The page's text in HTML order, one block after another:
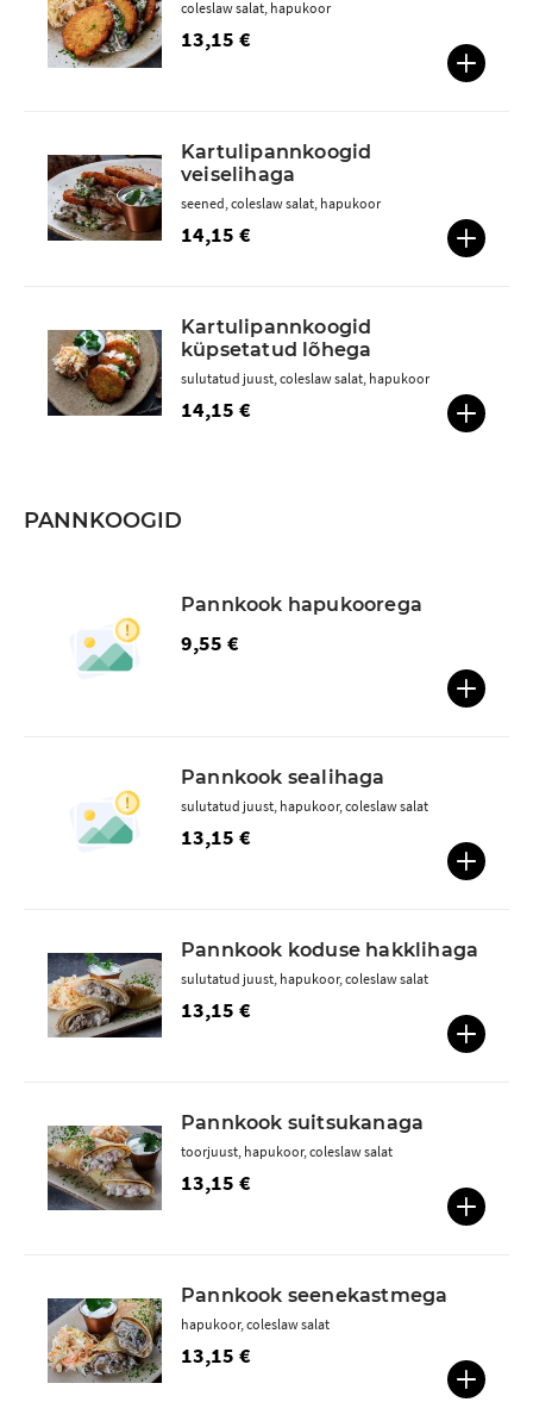
13,15 €
coleslaw salat, hapukoor
Kartulipannkoogid
veiselihaga
14,15 €
seened, coleslaw salat, hapukoor
Kartulipannkoogid
küpsetatud lõhega
14,15 €
sulutatud juust, coleslaw salat, hapukoor
PANNKOOGID
Pannkook hapukoorega
9,55 €
Pannkook sealihaga
13,15 €
sulutatud juust, hapukoor, coleslaw salat
Pannkook koduse hakklihaga
13,15 €
sulutatud juust, hapukoor, coleslaw salat
Pannkook suitsukanaga
13,15 €
toorjuust, hapukoor, coleslaw salat
Pannkook seenekastmega
13,15 €
hapukoor, coleslaw salat